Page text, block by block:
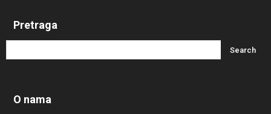
Pretraga
O nama